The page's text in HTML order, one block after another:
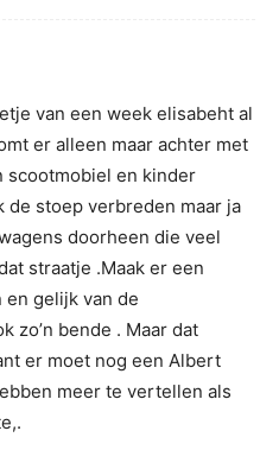
van een week elisabeht al
er alleen maar achter met
scootmobiel en kinder
de stoep verbreden maar ja
doorheen die veel
straatje .Maak er een
gelijk van de
zo’n bende . Maar dat
er moet nog een Albert
meer te vertellen als